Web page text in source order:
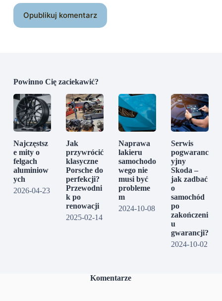
Opublikuj komentarz
Powinno Cię zaciekawić?
Najczęstsz
e mity o
felgach
aluminiow
ych
2026-04-23
Jak
przywrócić
klasyczne
Porsche do
perfekcji?
Przewodni
k po
renowacji
2025-02-14
Naprawa
lakieru
samochodo
wego nie
musi być
probleme
m
2024-10-08
Serwis
pogwaranc
yjny
Skoda –
jak zadbać
o
samochód
po
zakończeni
u
gwarancji?
2024-10-02
Komentarze